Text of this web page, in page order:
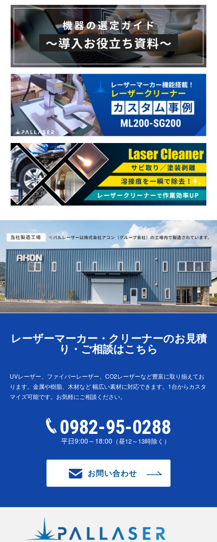
レーザーマーカー・クリーナーのお見積
り・ご相談はこちら
UVレーザー、ファイバーレーザー、CO2レーザーなど豊富に取り揃えてお
ります。金属や樹脂、木材など幅広い素材に対応できます。1台からカスタ
マイズ可能です。お気軽にご相談ください。
0982-95-0288
平日9:00～18:00 （昼12～13時除く）
お問い合わせ